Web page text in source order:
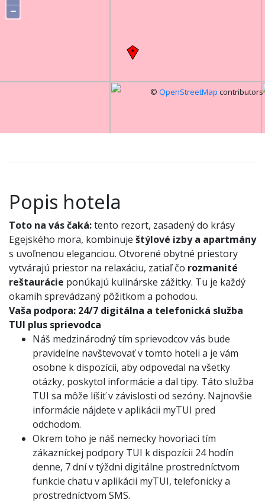
−
© OpenStreetMap contributors
Popis hotela
Toto na vás čaká:tento rezort, zasadený do krásy
Egejského mora, kombinuje štýlové izby a apartmány
s uvoľnenou eleganciou. Otvorené obytné priestory
vytvárajú priestor na relaxáciu, zatiaľ čo rozmanité
reštaurácie ponúkajú kulinárske zážitky. Tu je každý
okamih sprevádzaný pôžitkom a pohodou.
Vaša podpora: 24/7 digitálna a telefonická služba
TUI plus sprievodca
Náš medzinárodný tím sprievodcov vás bude
pravidelne navštevovať v tomto hoteli a je vám
osobne k dispozícii, aby odpovedal na všetky
otázky, poskytol informácie a dal tipy. Táto služba
TUI sa môže líšiť v závislosti od sezóny. Najnovšie
informácie nájdete v aplikácii myTUI pred
odchodom.
Okrem toho je náš nemecky hovoriaci tím
zákazníckej podpory TUI k dispozícii 24 hodín
denne, 7 dní v týždni digitálne prostredníctvom
funkcie chatu v aplikácii myTUI, telefonicky a
prostredníctvom SMS.